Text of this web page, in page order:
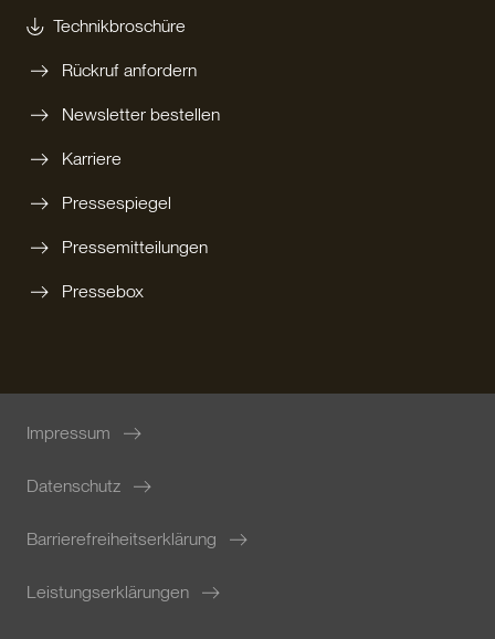
Technikbroschüre
Rückruf anfordern
Newsletter bestellen
Karriere
Pressespiegel
Pressemitteilungen
Pressebox
Impressum
Datenschutz
Barrierefreiheitserklärung
Leistungserklärungen